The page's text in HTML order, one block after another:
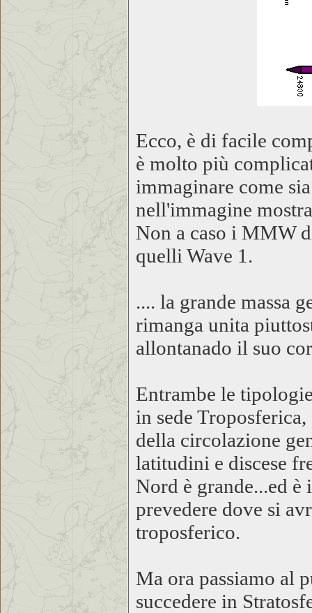
Ecco, è di facile
è molto più
immaginare come
nell'immagine
Non a caso i MMW
quelli Wave 1.
.... la grande massa
rimanga unita
allontanado il suo
Entrambe le
in sede
della circolazione
latitudini e discese
Nord è grande...ed
prevedere dove si
troposferico.
Ma ora passiamo al
succedere in